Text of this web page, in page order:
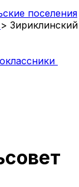
поселения
> Зириклинский